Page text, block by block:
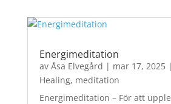
Energimeditation
av Åsa Elvegård | mar 17, 2025|
Healing, meditation
Energimeditation – För att